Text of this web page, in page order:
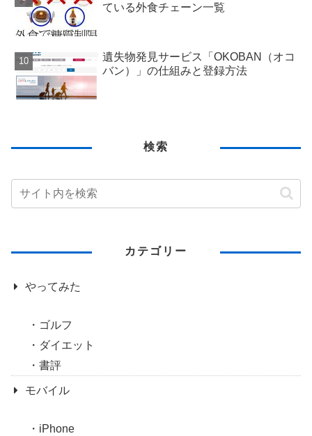
ている外食チェーン一覧
遺失物発見サービス「OKOBAN（オコ
バン）」の仕組みと登録方法
検索
カテゴリー
やってみた
ゴルフ
ダイエット
書評
モバイル
iPhone